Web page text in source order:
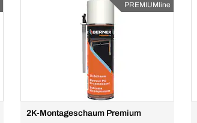
PREMIUMline
2K-Montageschaum Premium